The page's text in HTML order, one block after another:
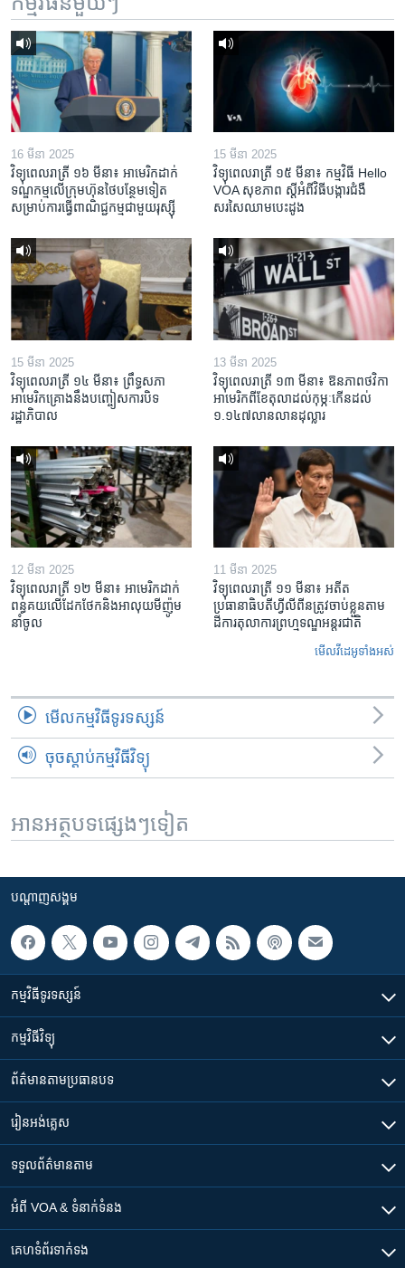
16 មីនា 2025
វិទ្យុពេលរាត្រី ១៦ មីនា៖ អាមេរិក​ដាក់​
ទណ្ឌកម្ម​លើ​ក្រុមហ៊ុន​ថៃ​បន្ថែម​ទៀត​
សម្រាប់​ការ​ធ្វើ​ពាណិជ្ជកម្ម​ជាមួយ​រុស្ស៊ី
15 មីនា 2025
វិទ្យុពេលរាត្រី ១៥ មីនា៖ កម្មវិធី ​Hello
VOA សុខភាព ស្ដី​អំពី​វិធី​បង្ការ​ជំងឺ​
សរសៃ​ឈាម​បេះដូង
15 មីនា 2025
វិទ្យុពេលរាត្រី ១៤ មីនា៖ ព្រឹទ្ធសភា
អាមេរិកគ្រោងនឹងបញ្ចៀសការបិទ
រដ្ឋាភិបាល
13 មីនា 2025
វិទ្យុពេលរាត្រី ១៣ មីនា៖ ឱនភាព​ថវិកា​
អាមេរិក​ពី​ខែ​តុលា​ដល់​កុម្ភៈ​កើន​ដល់​
១.១៤៧​លានលាន​ដុល្លារ
12 មីនា 2025
វិទ្យុពេលរាត្រី ១២ មីនា៖ អាមេរិក​ដាក់​
ពន្ធគយ​លើ​ដែកថែក​និង​អាលុយ​មីញ៉ូម​
នាំចូល
11 មីនា 2025
វិទ្យុពេលរាត្រី ១១ មីនា៖ អតីត​
ប្រធានាធិបតីហ្វីលីពីន​ត្រូវ​ចាប់ខ្លួនតាម
ដីការ​តុលាការ​ព្រហ្មទណ្ឌ​អន្តរជាតិ
មើល​វីដេអូ​ទាំង​អស់
មើល​កម្មវិធី​ទូរទស្សន៍
ចុចស្តាប់កម្មវិធីវិទ្យុ
អានអត្ថបទផ្សេងៗទៀត
បណ្តាញ​សង្គម
កម្មវិធី​ទូរទស្សន៍
កម្មវិធី​វិទ្យុ
ព័ត៌មាន​តាមប្រធានបទ​
រៀន​​អង់គ្លេស
ទទួល​ព័ត៌មាន​តាម
អំពី​ VOA & ទំនាក់ទំនង
គេហទំព័រ​​ទាក់ទង